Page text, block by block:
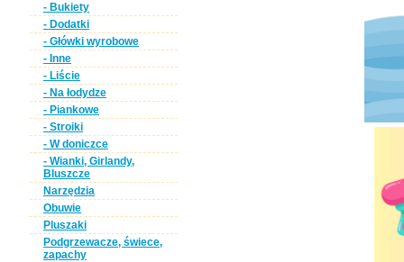
- Bukiety
- Dodatki
- Główki wyrobowe
- Inne
- Liście
- Na łodydze
- Piankowe
- Stroiki
- W doniczce
- Wianki, Girlandy,
Bluszcze
Narzędzia
Obuwie
Pluszaki
Podgrzewacze, świece,
zapachy